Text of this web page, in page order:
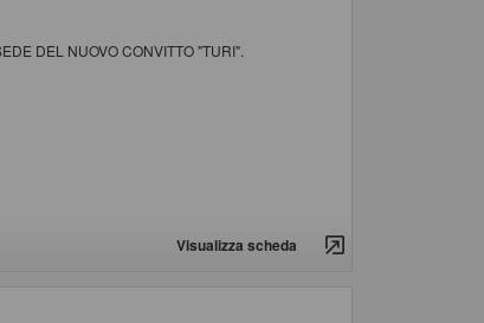
DEL NUOVO CONVITTO "TURI".
Visualizza scheda